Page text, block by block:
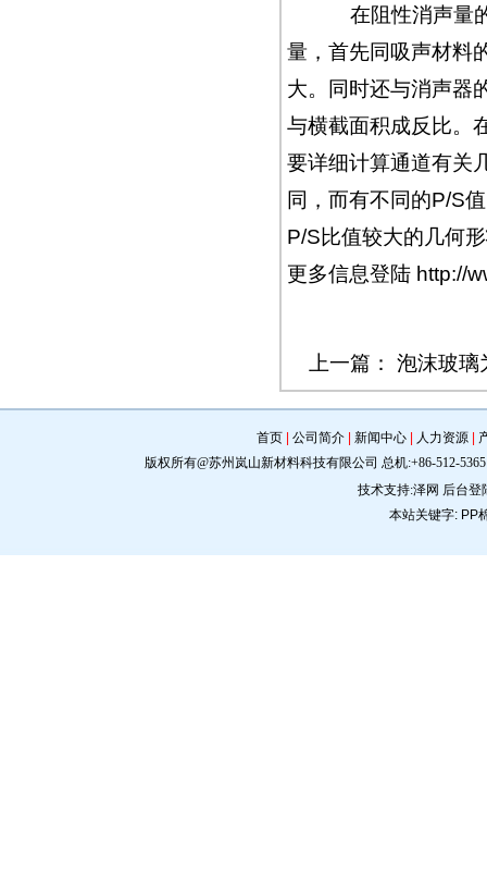
在阻性消声量的
量，首先同吸声材料
大。同时还与消声器
与横截面积成反比。
要详细计算通道有关
同，而有不同的P/S
P/S比值较大的几何
更多信息登陆 http://
上一篇： 泡沫玻璃
首页| 公司简介| 新闻中心| 人力资源|
版权所有@苏州岚山新材料科技有限公司 总机:+86-512-5365
技术支持:泽网 后台登
本站关键字: PP